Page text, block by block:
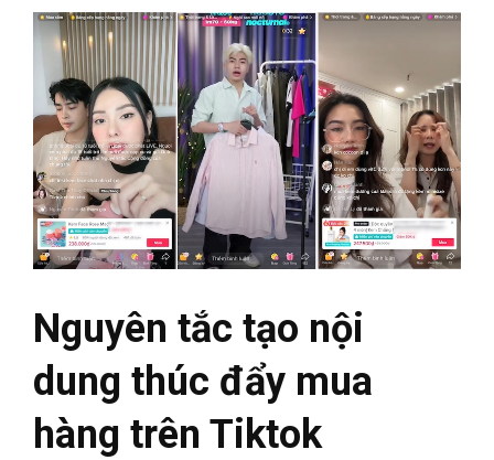
Nguyên tắc tạo nội
dung thúc đẩy mua
hàng trên Tiktok